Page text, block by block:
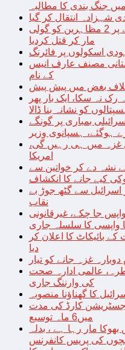
جنگ بندی کا مطالبہ
شہزادہ انتقال کر گیا
پاناما میں پروفیسر نے روڈ بلاک کرنے پر 2 مظاہرین کو گولی
مار کر قتل کردیا
اسکولوں پر فائرنگ
مصنف عارف انیس
کے نام
بغض میں پیش پیش
نہ سکا، ایک بار پھر
کو نشانہ بنا ڈالا
بمباری پر گونگے
ہوگئے، ہسپانوی وزیر
غزہ میں ہی رہیں گی،
امریکا
دے کر خواتین سے
کیے جانے کا انکشاف
اسرائیل سے گٹھ جوڑ بے
نقاب
جا چکے، غیرقانونی
واپسی کا سلسلہ جاری
بائیکاٹ کا اعلان کر
دیا
غزہ جانے کو تیار
عالمی ادارہ صحت
کی وارننگ جاری
کا گھناؤنا منصوبہ
کارڈ کی مدت
میں6 ماہ توسیع
مار رہا ہے ، بدلہ
بچوں کی پریس کانفرنس